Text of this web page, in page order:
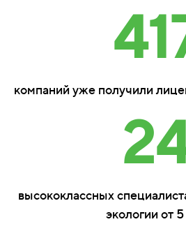
компаний уже получили
высококлассных
экологии от